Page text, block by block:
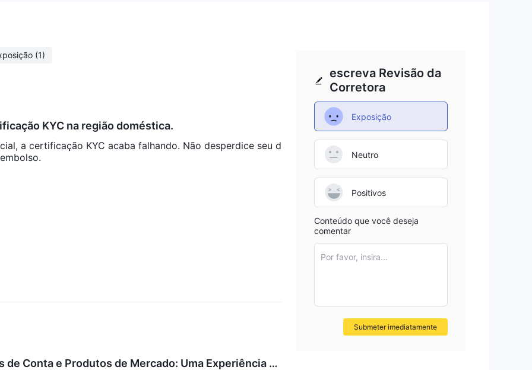
perdas devastadoras para investidores sem experiência. se você
ficar com o tamanho menor (não mais que 1:10).
a melhor do mercado, está disponível através Finotive Funding
os pagamentos com cartão de crédito/débito de 135 países
além disso, os comerciantes também podem usar utrust se
sua carteira criptográfica. no entanto, Finotive Funding é vago
as taxas associadas.
métodos se tiver dúvidas ou problemas com sua negociação: e-
você também pode seguir este corretor em redes sociais
honvéd utca 8. 1º andar, 1054 budapeste, hungria.
(1)
KYC na região doméstica.
a certificação KYC acaba falhando. Não desperdice seu d
Conta e Produtos de Mercado: Uma Experiência de
escreva Revisão da
Corretora
Exposição
Neutro
Positivos
Conteúdo que você deseja
comentar
Por favor, insira...
Submeter imediatamente